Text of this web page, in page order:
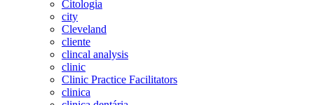
Citologia
city
Cleveland
cliente
clincal analysis
clinic
Clinic Practice Facilitators
clinica